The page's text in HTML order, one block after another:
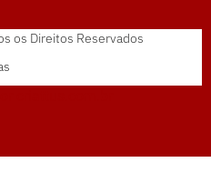
os Direitos Reservados